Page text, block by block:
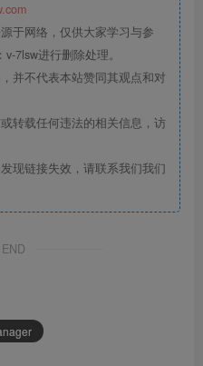
于网络，仅供大家学习与参
7lsw进行删除处理。
并不代表本站赞同其观点和对
转载任何违法的相关信息，访
现链接失效，请联系我们我们